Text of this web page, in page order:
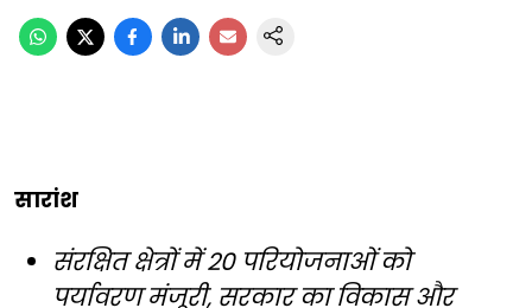
सारांश
संरक्षित क्षेत्रों में 20 परियोजनाओं को
पर्यावरण मंजूरी, सरकार का विकास और